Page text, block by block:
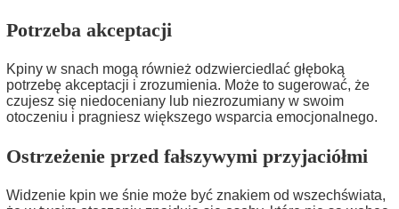
Potrzeba akceptacji
Kpiny w snach mogą również odzwierciedlać głęboką
potrzebę akceptacji i zrozumienia. Może to sugerować, że
czujesz się niedoceniany lub niezrozumiany w swoim
otoczeniu i pragniesz większego wsparcia emocjonalnego.
Ostrzeżenie przed fałszywymi przyjaciółmi
Widzenie kpin we śnie może być znakiem od wszechświata,